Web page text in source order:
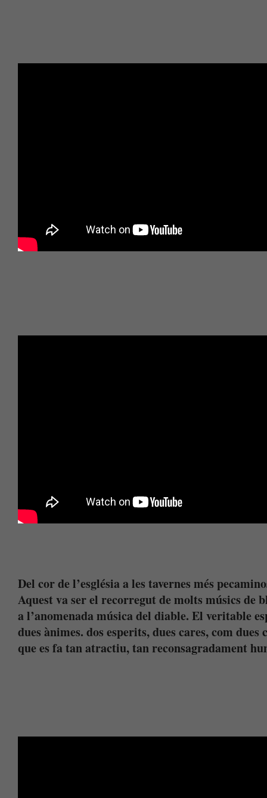
Del cor de l’església a les tavernes més
Aquest va ser el recorregut de molts músics de
a l’anomenada música del diable. El veritable
dues ànimes. dos esperits, dues cares, com
que es fa tan atractiu, tan reconsagradament